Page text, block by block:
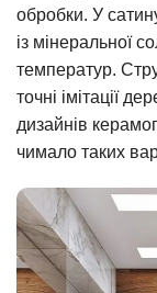
обробки. У
із мінеральної
температур.
точні імітації
дизайнів
чимало таких